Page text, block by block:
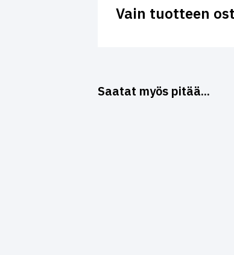
Vain tuotteen
Saatat myös pitää...